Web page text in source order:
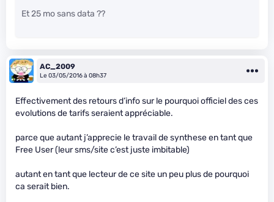
Et 25 mo sans data ??
AC_2009
Le 03/05/2016 à 08h37
Effectivement des retours d’info sur le pourquoi officiel des ces
evolutions de tarifs seraient appréciable.
parce que autant j’apprecie le travail de synthese en tant que
Free User (leur sms/site c’est juste imbitable)
autant en tant que lecteur de ce site un peu plus de pourquoi
ca serait bien.